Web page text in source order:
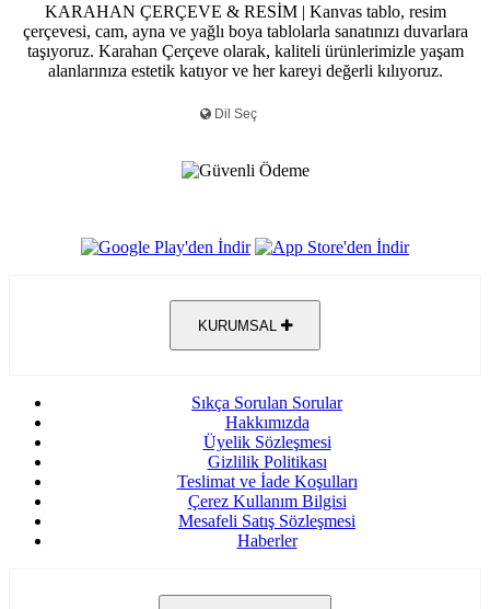
KARAHAN ÇERÇEVE & RESİM | Kanvas tablo, resim
çerçevesi, cam, ayna ve yağlı boya tablolarla sanatınızı duvarlara
taşıyoruz. Karahan Çerçeve olarak, kaliteli ürünlerimizle yaşam
alanlarınıza estetik katıyor ve her kareyi değerli kılıyoruz.
KURUMSAL
Sıkça Sorulan Sorular
Hakkımızda
Üyelik Sözleşmesi
Gizlilik Politikası
Teslimat ve İade Koşulları
Çerez Kullanım Bilgisi
Mesafeli Satış Sözleşmesi
Haberler